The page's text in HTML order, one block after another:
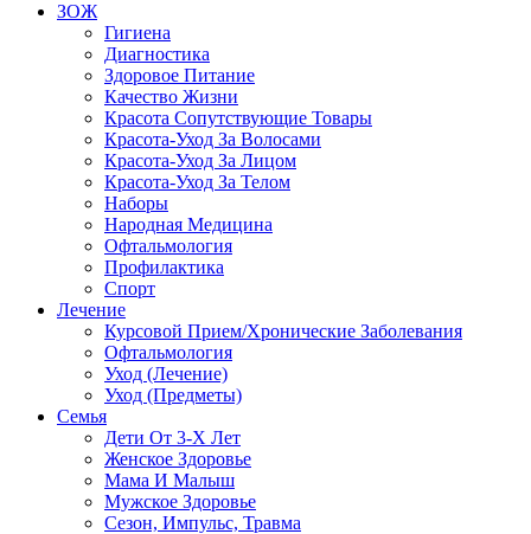
ЗОЖ
Гигиена
Диагностика
Здоровое Питание
Качество Жизни
Красота Сопутствующие Товары
Красота-Уход За Волосами
Красота-Уход За Лицом
Красота-Уход За Телом
Наборы
Народная Медицина
Офтальмология
Профилактика
Спорт
Лечение
Курсовой Прием/Хронические Заболевания
Офтальмология
Уход (Лечение)
Уход (Предметы)
Семья
Дети От 3-Х Лет
Женское Здоровье
Мама И Малыш
Мужское Здоровье
Сезон, Импульс, Травма